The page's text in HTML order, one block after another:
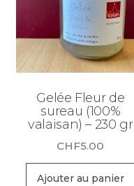
Gelée Fleur de
sureau (100%
valaisan) – 230 gr
CHF5.00
Ajouter au panier